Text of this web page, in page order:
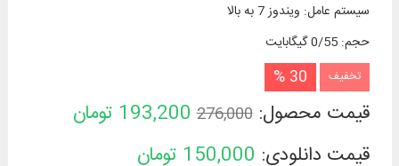
سیستم عامل: ویندوز 7 به بالا
حجم:0/55 گیگابایت
تخفیف 30 %
قیمت محصول:276,000
193,200 تومان
قیمت دانلودی: 150,000 تومان